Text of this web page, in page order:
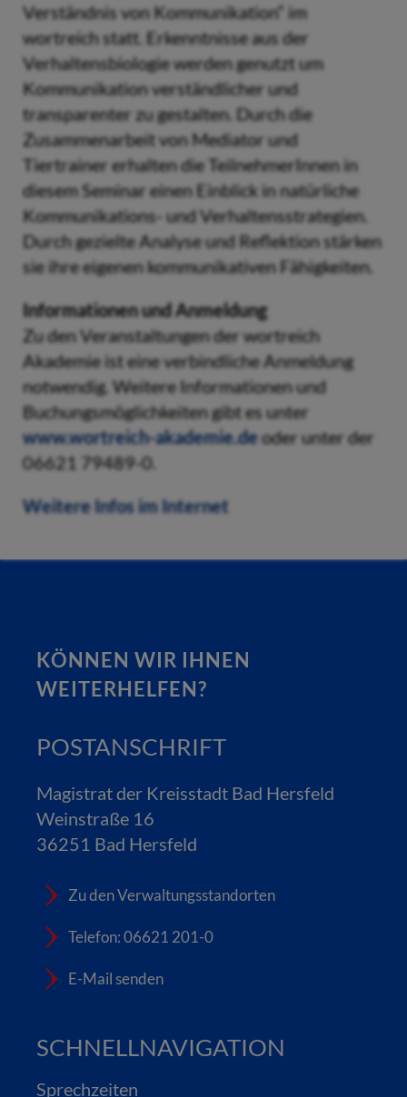
Verständnis von Kommunikation“ im
wortreich statt. Erkenntnisse aus der
Verhaltensbiologie werden genutzt um
Kommunikation verständlicher und
transparenter zu gestalten. Durch die
Zusammenarbeit von Mediator und
Tiertrainer erhalten die TeilnehmerInnen in
diesem Seminar einen Einblick in natürliche
Kommunikations- und Verhaltensstrategien.
Durch gezielte Analyse und Reflektion stärken
sie ihre eigenen kommunikativen Fähigkeiten.
Informationen und Anmeldung
Zu den Veranstaltungen der wortreich
Akademie ist eine verbindliche Anmeldung
notwendig. Weitere Informationen und
Buchungsmöglichkeiten gibt es unter
www.wortreich-akademie.deoder unter der
06621 79489-0.
Weitere Infos im Internet
KÖNNEN WIR IHNEN
WEITERHELFEN?
POSTANSCHRIFT
Magistrat der Kreisstadt Bad Hersfeld
Weinstraße 16
36251 Bad Hersfeld
Zu den Verwaltungsstandorten
Telefon: 06621 201-0
E-Mail senden
SCHNELLNAVIGATION
Sprechzeiten